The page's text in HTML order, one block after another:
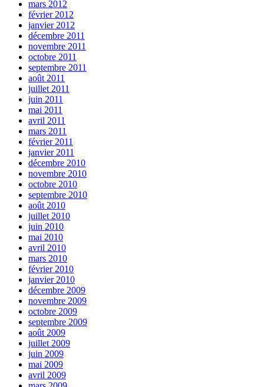
mars 2012
février 2012
janvier 2012
décembre 2011
novembre 2011
octobre 2011
septembre 2011
août 2011
juillet 2011
juin 2011
mai 2011
avril 2011
mars 2011
février 2011
janvier 2011
décembre 2010
novembre 2010
octobre 2010
septembre 2010
août 2010
juillet 2010
juin 2010
mai 2010
avril 2010
mars 2010
février 2010
janvier 2010
décembre 2009
novembre 2009
octobre 2009
septembre 2009
août 2009
juillet 2009
juin 2009
mai 2009
avril 2009